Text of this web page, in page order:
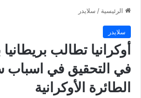
الرئيسية / سلايدر
سلايدر
أوكرانيا تطالب
في التحقيق في
الطائرة الأوكرانية